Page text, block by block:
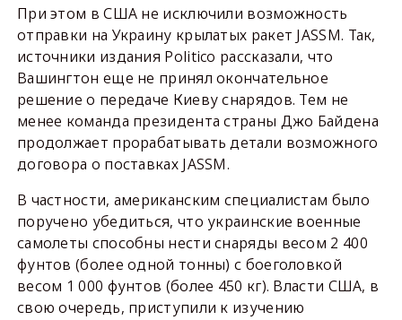
При этом в США не исключили возможность
отправки на Украину крылатых ракет JASSM. Так,
источники издания Politico рассказали, что
Вашингтон еще не принял окончательное
решение о передаче Киеву снарядов. Тем не
менее команда президента страны Джо Байдена
продолжает прорабатывать детали возможного
договора о поставках JASSM.
В частности, американским специалистам было
поручено убедиться, что украинские военные
самолеты способны нести снаряды весом 2 400
фунтов (более одной тонны) с боеголовкой
весом 1 000 фунтов (более 450 кг). Власти США, в
свою очередь, приступили к изучению